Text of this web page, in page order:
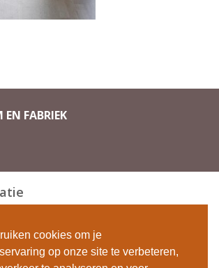
cookies om je
op onze site te verbeteren,
EN FABRIEK